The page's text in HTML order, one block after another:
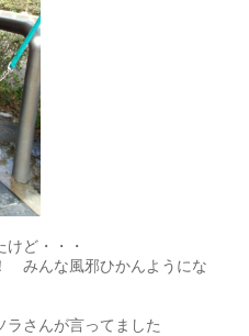
ど・・・
んな風邪ひかんようにな
さんが言ってました